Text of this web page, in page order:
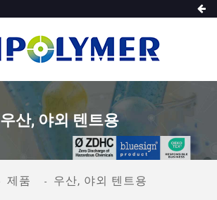
우산, 야외 텐트용
제품 우산, 야외 텐트용